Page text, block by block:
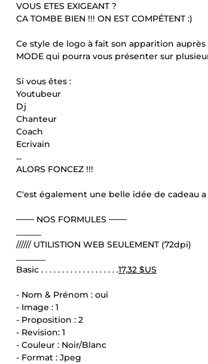
VOUS ETES EXIGEANT ?
CA TOMBE BIEN !!! ON EST COMPÉTENT :)
Ce style de logo à fait son apparition
MODE qui pourra vous présenter sur
Si vous êtes :
Youtubeur
Dj
Chanteur
Coach
Ecrivain
...
ALORS FONCEZ !!!
C'est également une belle idée de cadeau
─── NOS FORMULES ───
////// UTILISTION WEB SEULEMENT (72dpi)
Basic . . . . . . . . . . . . . . . . . . .17,32 $US
- Nom & Prénom : oui
- Image : 1
- Proposition : 2
- Revision: 1
- Couleur : Noir/Blanc
- Format : Jpeg